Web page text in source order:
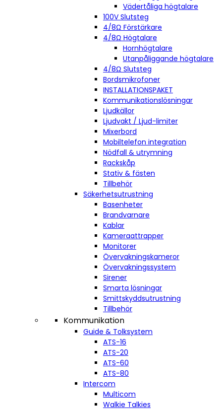
Vädertåliga högtalare
100V Slutsteg
4/8Ω Förstärkare
4/8Ω Högtalare
Hornhögtalare
Utanpåliggande högtalare
4/8Ω Slutsteg
Bordsmikrofoner
INSTALLATIONSPAKET
Kommunikationslösningar
Ljudkällor
Ljudvakt / Ljud-limiter
Mixerbord
Mobiltelefon integration
Nödfall & utrymning
Rackskåp
Stativ & fästen
Tillbehör
Säkerhetsutrustning
Basenheter
Brandvarnare
Kablar
Kameraattrapper
Monitorer
Övervakningskameror
Övervakningssystem
Sirener
Smarta lösningar
Smittskyddsutrustning
Tillbehör
Kommunikation
Guide & Tolksystem
ATS-16
ATS-20
ATS-60
ATS-80
Intercom
Multicom
Walkie Talkies